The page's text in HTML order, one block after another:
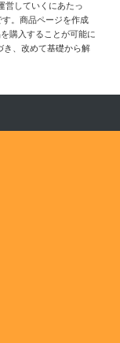
営していくにあたっ
。商品ページを作成
購入することが可能に
き、改めて基礎から解